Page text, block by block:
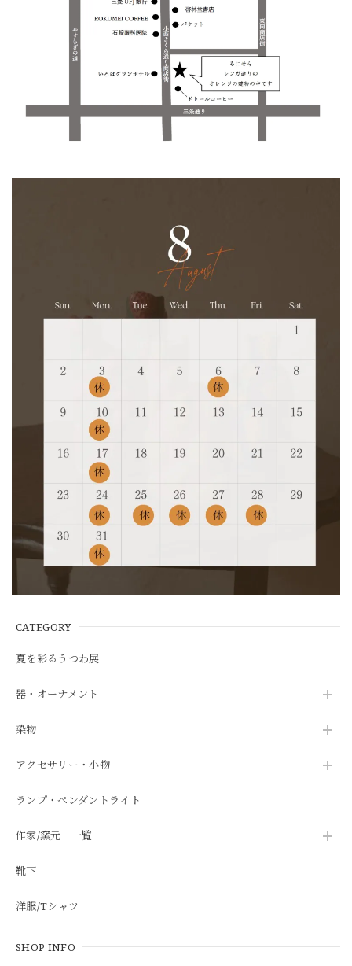
CATEGORY
夏を彩るうつわ展
器・オーナメント
染物
アクセサリー・小物
ランプ・ペンダントライト
作家/窯元 一覧
靴下
洋服/Tシャツ
SHOP INFO